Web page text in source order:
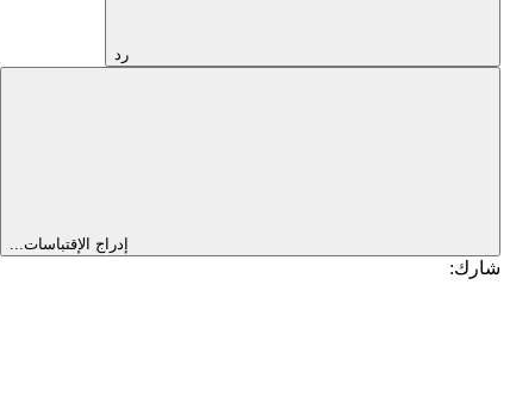
شارك: